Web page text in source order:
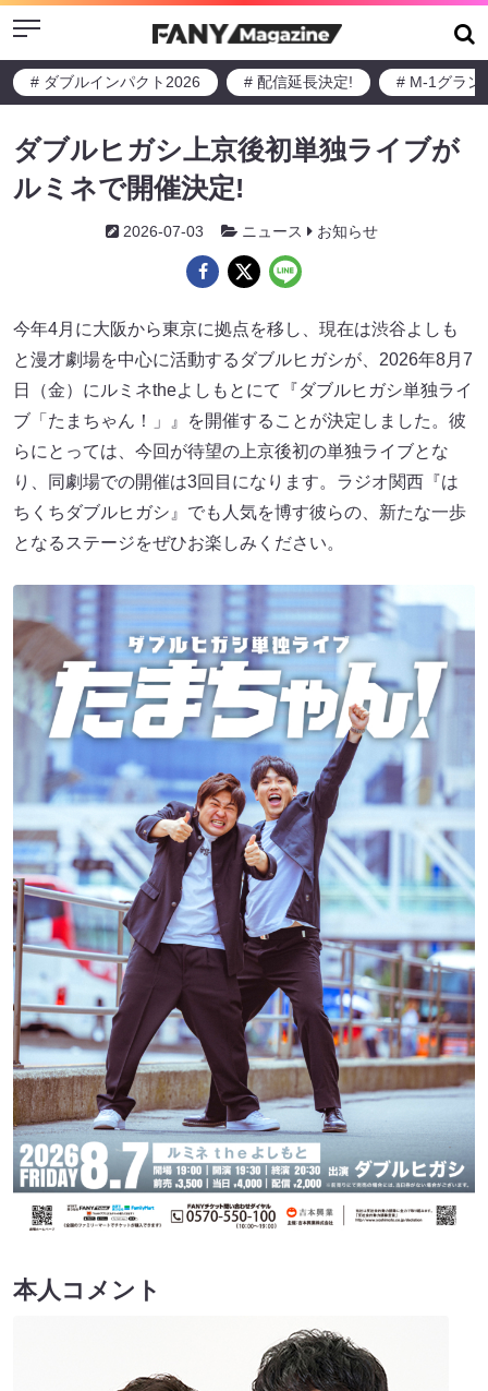
Menu
# ダブルインパクト2026 # 配信延長決定! # M-1グラン
ダブルヒガシ上京後初単独ライブが
ルミネで開催決定!
2026-07-03 ニュース お知らせ
今年4月に大阪から東京に拠点を移し、現在は渋谷よしも
と漫才劇場を中心に活動するダブルヒガシが、2026年8月7
日（金）にルミネtheよしもとにて『ダブルヒガシ単独ライ
ブ「たまちゃん！」』を開催することが決定しました。彼
らにとっては、今回が待望の上京後初の単独ライブとな
り、同劇場での開催は3回目になります。ラジオ関西『は
ちくちダブルヒガシ』でも人気を博す彼らの、新たな一歩
となるステージをぜひお楽しみください。
本人コメント